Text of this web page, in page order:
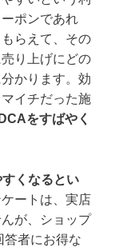
ポンであれ
らえて、その
り上げにどの
かります。効
イチだった施
をすばやく
くなるとい
ートは、実店
が、ショップ
答者にお得な